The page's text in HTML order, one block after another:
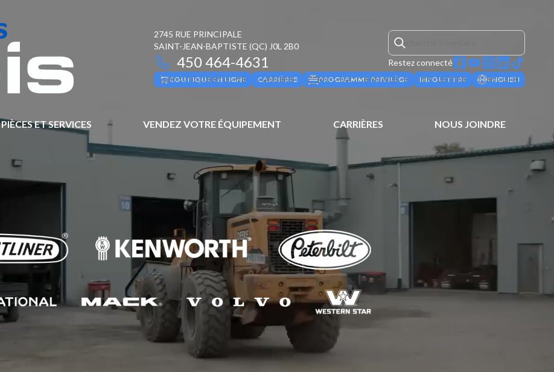
2745 RUE PRINCIPALE
SAINT-JEAN-BAPTISTE (QC) J0L 2B0
450 464-4631 Restez connecté
BOUTIQUE EN LIGNE CARRIÈRES PROGRAMME PRIVILÈGE INFOLETTRE ENGLISH
PIÈCES ET SERVICES VENDEZ VOTRE ÉQUIPEMENT CARRIÈRES NOUS JOINDRE